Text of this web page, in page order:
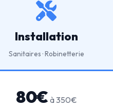
Installation
Sanitaires · Robinetterie
80€ à 350€